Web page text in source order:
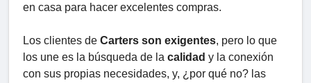
en casa para hacer excelentes compras.
Los clientes de Carters son exigentes, pero lo que
los une es la búsqueda de la calidad y la conexión
con sus propias necesidades, y, ¿por qué no? las